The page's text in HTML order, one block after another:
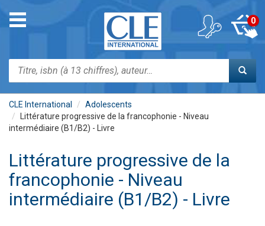
contenu
Toggle
navigation
Rechercher
0
CLE International
Adolescents
Littérature progressive de la francophonie - Niveau
intermédiaire (B1/B2) - Livre
Littérature progressive de la
francophonie - Niveau
intermédiaire (B1/B2) - Livre